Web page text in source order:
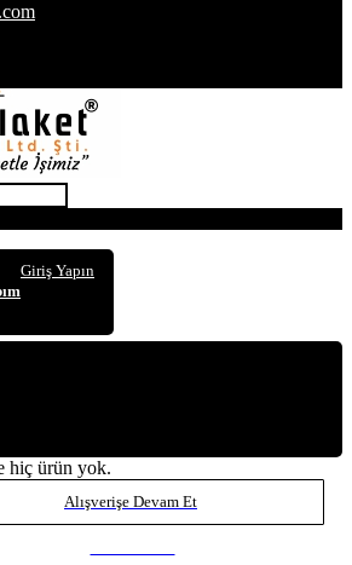
Giriş Yapın
hiç ürün yok.
Alışverişe Devam Et